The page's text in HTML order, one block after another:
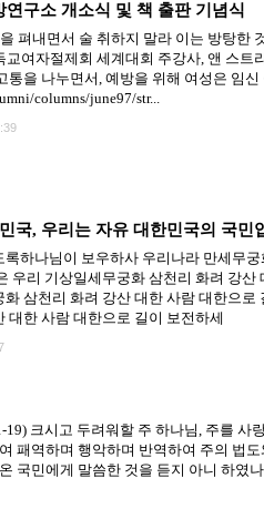
구소 개소식 및 책 출판 기념식
펴내면서 술 취하지 말라 이는 방탕
여자절제회 세계대회 주강사, 앤 스트
통을 나누면서, 예방을 위해 여성은 임
columns/june97/str...
국, 우리는 자유 대한민국의 국민
하나님이 보우하사 우리나라 만세무
우리 기상일세무궁화 삼천리 화려 강
삼천리 화려 강산 대한 사람 대한으
대한 사람 대한으로 길이 보전하세
19) 크시고 두려워할 주 하나님, 주를
패역하며 행악하며 반역하여 주의 법
국민에게 말씀한 것을 듣지 아니 하였